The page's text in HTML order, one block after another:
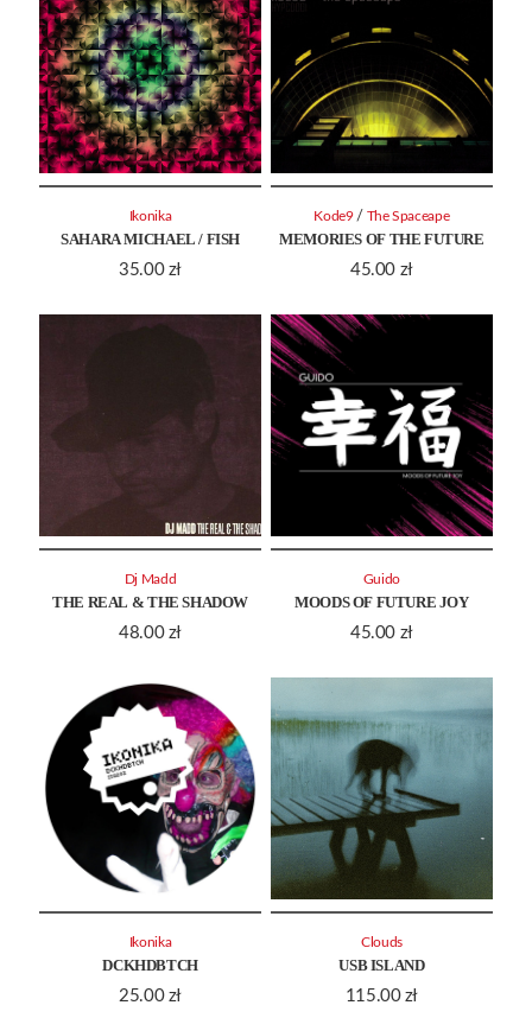
SAHARA MICHAEL / FISH
35.00 zł
Ikonika
MEMORIES OF THE FUTURE
45.00 zł
Kode9 / The Spaceape
THE REAL & THE SHADOW
48.00 zł
Dj Madd
MOODS OF FUTURE JOY
45.00 zł
Guido
DCKHDBTCH
25.00 zł
Ikonika
USB ISLAND
115.00 zł
Clouds